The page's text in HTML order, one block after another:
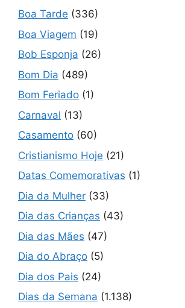
Boa Tarde (336)
Boa Viagem (19)
Bob Esponja (26)
Bom Dia (489)
Bom Feriado (1)
Carnaval (13)
Casamento (60)
Cristianismo Hoje (21)
Datas Comemorativas (1)
Dia da Mulher (33)
Dia das Crianças (43)
Dia das Mães (47)
Dia do Abraço (5)
Dia dos Pais (24)
Dias da Semana (1.138)